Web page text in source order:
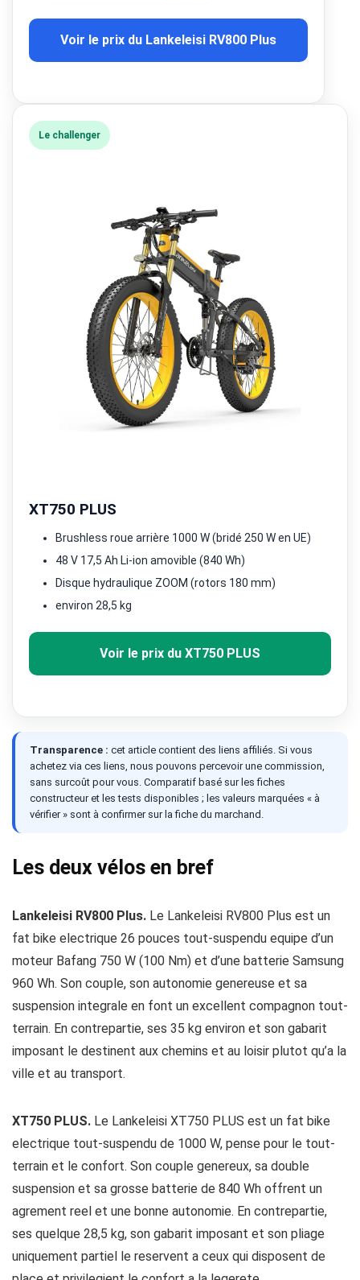
Voir le prix du Lankeleisi RV800 Plus
Le challenger
XT750 PLUS
Brushless roue arrière 1000 W (bridé 250 W en UE)
48 V 17,5 Ah Li-ion amovible (840 Wh)
Disque hydraulique ZOOM (rotors 180 mm)
environ 28,5 kg
Voir le prix du XT750 PLUS
Transparence : cet article contient des liens affiliés. Si vous
achetez via ces liens, nous pouvons percevoir une commission,
sans surcoût pour vous. Comparatif basé sur les fiches
constructeur et les tests disponibles ; les valeurs marquées « à
vérifier » sont à confirmer sur la fiche du marchand.
Les deux vélos en bref
Lankeleisi RV800 Plus. Le Lankeleisi RV800 Plus est un
fat bike electrique 26 pouces tout-suspendu equipe d’un
moteur Bafang 750 W (100 Nm) et d’une batterie Samsung
960 Wh. Son couple, son autonomie genereuse et sa
suspension integrale en font un excellent compagnon tout-
terrain. En contrepartie, ses 35 kg environ et son gabarit
imposant le destinent aux chemins et au loisir plutot qu’a la
ville et au transport.
XT750 PLUS. Le Lankeleisi XT750 PLUS est un fat bike
electrique tout-suspendu de 1000 W, pense pour le tout-
terrain et le confort. Son couple genereux, sa double
suspension et sa grosse batterie de 840 Wh offrent un
agrement reel et une bonne autonomie. En contrepartie,
ses quelque 28,5 kg, son gabarit imposant et son pliage
uniquement partiel le reservent a ceux qui disposent de